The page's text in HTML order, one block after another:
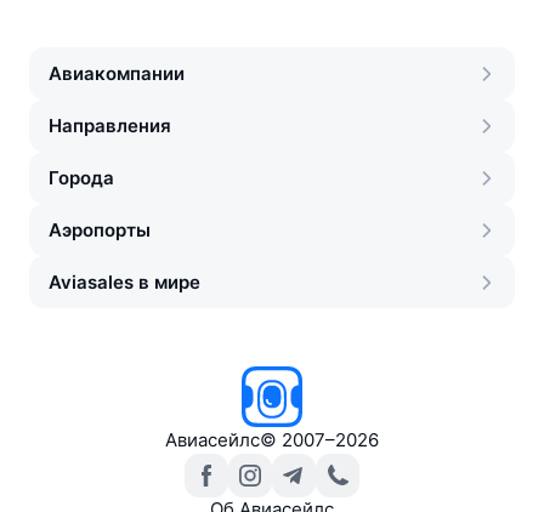
Авиакомпании
Направления
Города
Аэропорты
Aviasales в мире
Авиасейлс© 2007–2026